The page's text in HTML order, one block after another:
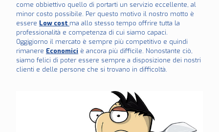
come obbiettivo quello di portarti un servizio eccellente, al
minor costo possibile. Per questo motivo il nostro motto è
essere Low cost ma allo stesso tempo offrire tutta la
professionalità e competenza di cui siamo capaci.
Oggigiorno il mercato è sempre più competitivo e quindi
rimanere Economici è ancora più difficile. Nonostante ciò,
siamo felici di poter essere sempre a disposizione dei nostri
clienti e delle persone che si trovano in difficoltà.